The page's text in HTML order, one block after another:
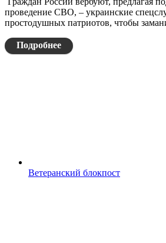
проведение СВО, – украинские
простодушных патриотов, чтобы
Подробнее
Ветеранский блокпост